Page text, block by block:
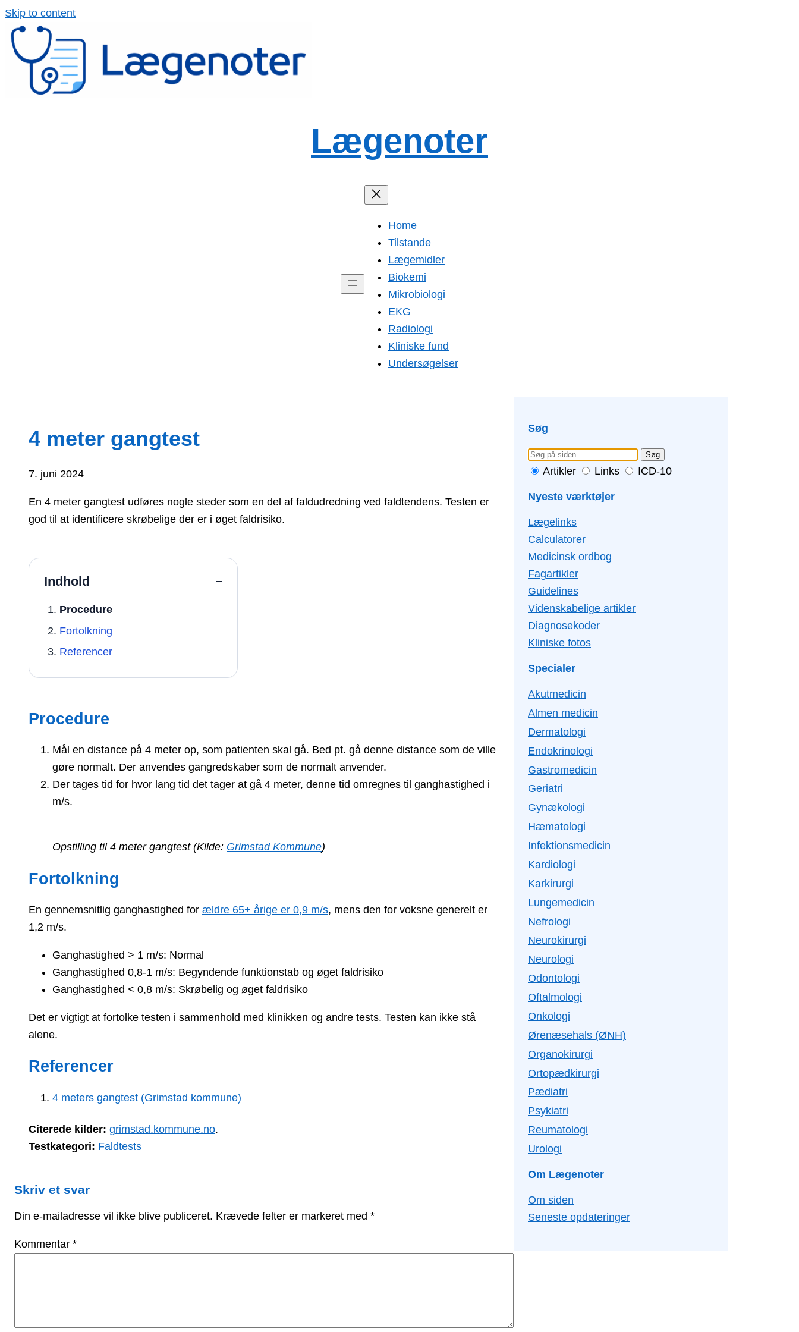
Skip to contentSpring
indhold
Lægenoter
Home
Tilstande
Lægemidler
Biokemi
Mikrobiologi
EKG
Radiologi
Kliniske fund
Undersøgelser
4 meter gangtest
7. juni 2024
En 4 meter gangtest udføres nogle steder som en del af faldudredning ved faldtendens. Testen er
god til at identificere skrøbelige der er i øget faldrisiko.
Indhold −
Procedure
Fortolkning
Referencer
Procedure
Mål en distance på 4 meter op, som patienten skal gå. Bed pt. gå denne distance som de ville
gøre normalt. Der anvendes gangredskaber som de normalt anvender.
Der tages tid for hvor lang tid det tager at gå 4 meter, denne tid omregnes til ganghastighed i
m/s.
Opstilling til 4 meter gangtest (Kilde: Grimstad Kommune)
Fortolkning
En gennemsnitlig ganghastighed for ældre 65+ årige er 0,9 m/s, mens den for voksne generelt er
1,2 m/s.
Ganghastighed > 1 m/s: Normal
Ganghastighed 0,8-1 m/s: Begyndende funktionstab og øget faldrisiko
Ganghastighed < 0,8 m/s: Skrøbelig og øget faldrisiko
Det er vigtigt at fortolke testen i sammenhold med klinikken og andre tests. Testen kan ikke stå
alene.
Referencer
4 meters gangtest (Grimstad kommune)
Citerede kilder: grimstad.kommune.no.
Testkategori: Faldtests
Skriv et svar
Din e-mailadresse vil ikke blive publiceret. Krævede felter er markeret med *
Kommentar *
Søg
Søg
Artikler Links ICD-10
Nyeste værktøjer
Lægelinks
Calculatorer
Medicinsk ordbog
Fagartikler
Guidelines
Videnskabelige artikler
Diagnosekoder
Kliniske fotos
Specialer
Akutmedicin
Almen medicin
Dermatologi
Endokrinologi
Gastromedicin
Geriatri
Gynækologi
Hæmatologi
Infektionsmedicin
Kardiologi
Karkirurgi
Lungemedicin
Nefrologi
Neurokirurgi
Neurologi
Odontologi
Oftalmologi
Onkologi
Ørenæsehals (ØNH)
Organokirurgi
Ortopædkirurgi
Pædiatri
Psykiatri
Reumatologi
Urologi
Om Lægenoter
Om siden
Seneste opdateringer